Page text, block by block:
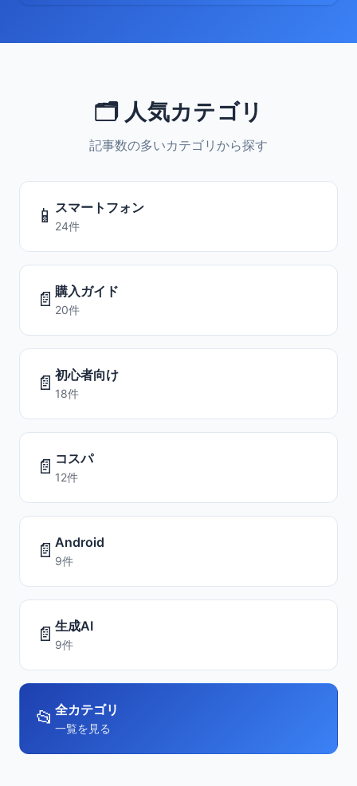
🗂️ 人気カテゴリ
記事数の多いカテゴリから探す
📱 スマートフォン
24件
📄 購入ガイド
20件
📄 初心者向け
18件
📄 コスパ
12件
📄 Android
9件
📄 生成AI
9件
📂 全カテゴリ
一覧を見る